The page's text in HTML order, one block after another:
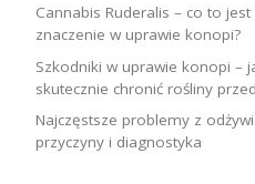
Cannabis Ruderalis – co to
znaczenie w uprawie konopi?
Szkodniki w uprawie konopi –
skutecznie chronić rośliny
Najczęstsze problemy z
przyczyny i diagnostyka